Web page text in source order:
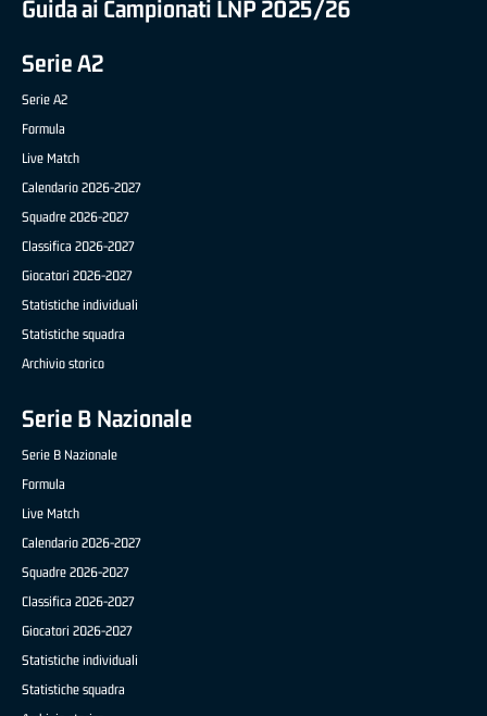
Guida ai Campionati LNP 2025/26
Serie A2
Serie A2
Formula
Live Match
Calendario 2026-2027
Squadre 2026-2027
Classifica 2026-2027
Giocatori 2026-2027
Statistiche individuali
Statistiche squadra
Archivio storico
Serie B Nazionale
Serie B Nazionale
Formula
Live Match
Calendario 2026-2027
Squadre 2026-2027
Classifica 2026-2027
Giocatori 2026-2027
Statistiche individuali
Statistiche squadra